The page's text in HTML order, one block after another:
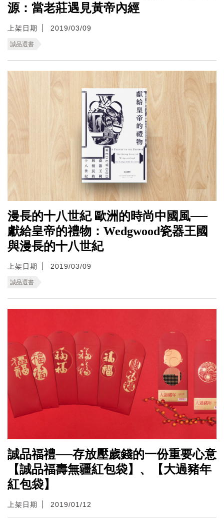
源：當老莊遇見黃帝內經
上架日期 2019/03/09
誠品選書
漫長的十八世紀 歐洲的時尚中國風──
獻給皇帝的禮物：Wedgwood瓷器王國
與漫長的十八世紀
上架日期 2019/03/09
誠品選書
誠品福禮──存放壓歲錢的一份重要心意
【誠品福壽無疆紅包袋】、【大過豬年
紅包袋】
上架日期 2019/01/12